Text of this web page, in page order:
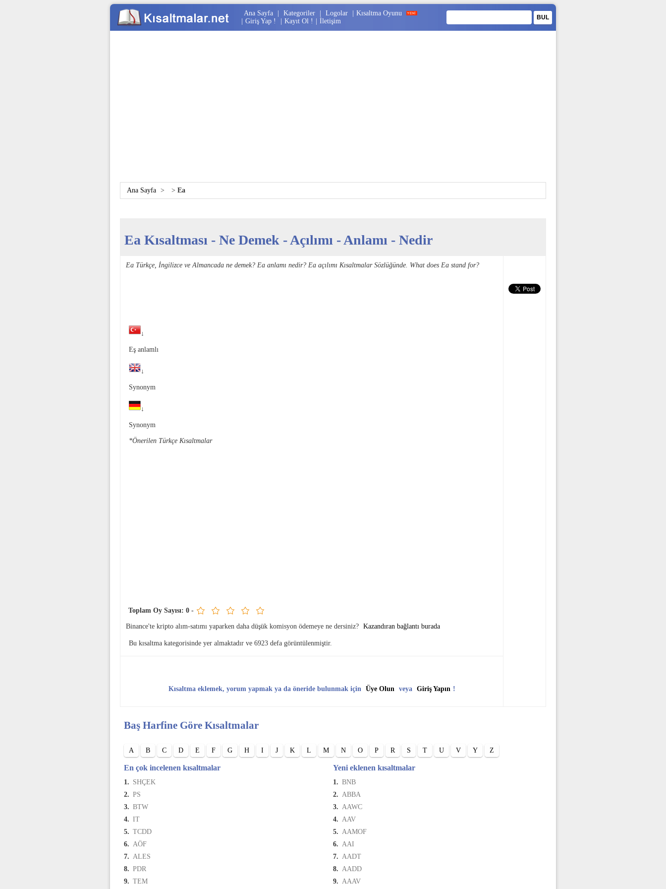
Ana Sayfa Kategoriler Logolar
Kısaltma Oyunu
Giriş Yap ! Kayıt Ol ! İletişim
Ana Sayfa > > Ea
Ea Kısaltması - Ne Demek - Açılımı - Anlamı - Nedir
Ea Türkçe, İngilizce ve Almancada ne demek? Ea anlamı nedir? Ea açılımı Kısaltmalar Sözlüğünde. What does Ea stand for?
↓
Eş anlamlı
↓
Synonym
↓
Synonym
*Önerilen Türkçe Kısaltmalar
Toplam Oy Sayısı: 0 -
Binance'te kripto alım-satımı yaparken daha düşük komisyon ödemeye ne dersiniz? Kazandıran bağlantı burada
Bu kısaltma kategorisinde yer almaktadır ve 6923 defa görüntülenmiştir.
Kısaltma eklemek, yorum yapmak ya da öneride bulunmak için Üye Olun veya Giriş Yapın !
Baş Harfine Göre Kısaltmalar
A B C D E F G H I J K L M N O P R S T U V Y Z
En çok incelenen kısaltmalar
1. SHÇEK
2. PS
3. BTW
4. IT
5. TCDD
6. AÖF
7. ALES
8. PDR
9. TEM
Yeni eklenen kısaltmalar
1. BNB
2. ABBA
3. AAWC
4. AAV
5. AAMOF
6. AAI
7. AADT
8. AADD
9. AAAV